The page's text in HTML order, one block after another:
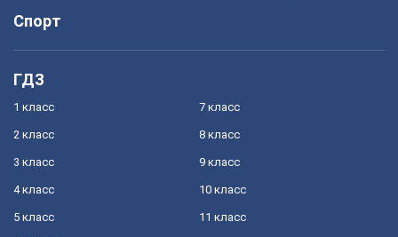
Спорт
ГДЗ
1 класс
2 класс
3 класс
4 класс
5 класс
7 класс
8 класс
9 класс
10 класс
11 класс